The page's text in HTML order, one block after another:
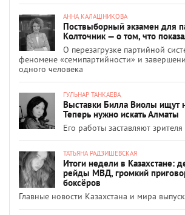
АННА КАЛАШНИКОВА
Поствыборный экзамен для
Колточник — о том, что
О перезагрузке партийной
феномене «семипартийности» и
одного человека
ГУЛЬНАР ТАНКАЕВА
Выставки Билла Виолы ищут
Теперь нужно искать Алматы
Его работы заставляют зрителя
ТАТЬЯНА РАДЗИШЕВСКАЯ
Итоги недели в Казахстане:
рейды МВД, громкий
боксёров
Главные новости Казахстана и мира